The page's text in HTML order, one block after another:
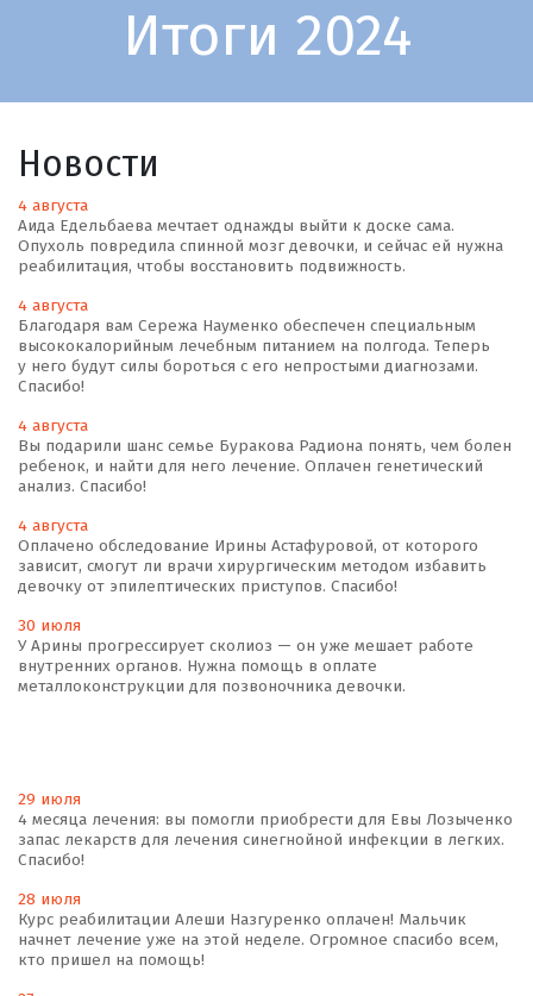
Итоги 2024
Новости
4 августа
Аида Едельбаева мечтает однажды выйти к доске сама.
Опухоль повредила спинной мозг девочки, и сейчас ей нужна
реабилитация, чтобы восстановить подвижность.
4 августа
Благодаря вам Сережа Науменко обеспечен специальным
высококалорийным лечебным питанием на полгода. Теперь
у него будут силы бороться с его непростыми диагнозами.
Спасибо!
4 августа
Вы подарили шанс семье Буракова Радиона понять, чем болен
ребенок, и найти для него лечение. Оплачен генетический
анализ. Спасибо!
4 августа
Оплачено обследование Ирины Астафуровой, от которого
зависит, смогут ли врачи хирургическим методом избавить
девочку от эпилептических приступов. Спасибо!
30 июля
У Арины прогрессирует сколиоз — он уже мешает работе
внутренних органов. Нужна помощь в оплате
металлоконструкции для позвоночника девочки.
29 июля
4 месяца лечения: вы помогли приобрести для Евы Лозыченко
запас лекарств для лечения синегнойной инфекции в легких.
Спасибо!
28 июля
Курс реабилитации Алеши Назгуренко оплачен! Мальчик
начнет лечение уже на этой неделе. Огромное спасибо всем,
кто пришел на помощь!